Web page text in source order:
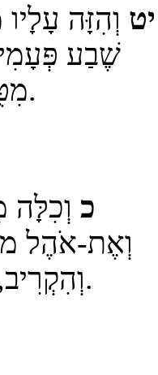
יט וְהִזָּה
שֶׁבַע
מִטֻּמְאֹת בְּנֵי יִשְׂרָאֵל.
כ
וְאֶת-אֹהֶל
וְהִקְרִיב, אֶת-הַשָּׂעִיר הֶחָי.